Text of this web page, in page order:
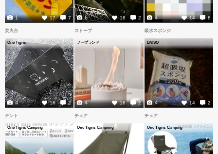
17 7
1 18 2
6 14 8
4
焚火台
One Tigris
16 2
4
ストーブ
ノーブランド
16 2
4
吸水スポンジ
DAISO
14 2
4
テント
One Tigris Camping
チェア
One Tigris Campiing
チェア
One Tigris Camping